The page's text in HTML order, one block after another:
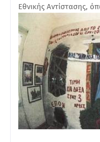
Εθνικής Αντίστασης,